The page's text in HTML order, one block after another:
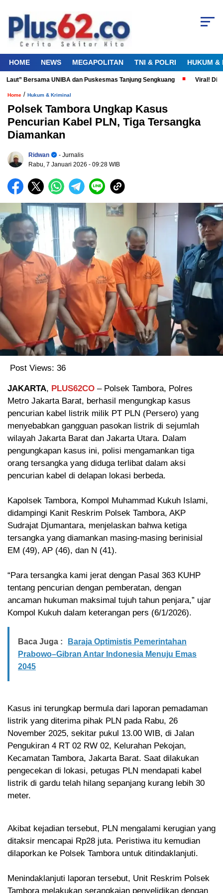
HOME NEWS MEGAPOLITAN TNI & POLRI HUKUM &
Bersama UNIBA dan Puskesmas Tanjung Sengkuang Viral! Diduga
Home / Hukum & Kriminal
Polsek Tambora Ungkap Kasus
Pencurian Kabel PLN, Tiga Tersangka
Diamankan
Ridwan
- Jurnalis
Rabu, 7 Januari 2026 - 09:28 WIB
Post Views: 36
JAKARTA, PLUS62CO – Polsek Tambora, Polres
Metro Jakarta Barat, berhasil mengungkap kasus
pencurian kabel listrik milik PT PLN (Persero) yang
menyebabkan gangguan pasokan listrik di sejumlah
wilayah Jakarta Barat dan Jakarta Utara. Dalam
pengungkapan kasus ini, polisi mengamankan tiga
orang tersangka yang diduga terlibat dalam aksi
pencurian kabel di delapan lokasi berbeda.
Kapolsek Tambora, Kompol Muhammad Kukuh Islami,
didampingi Kanit Reskrim Polsek Tambora, AKP
Sudrajat Djumantara, menjelaskan bahwa ketiga
tersangka yang diamankan masing-masing berinisial
EM (49), AP (46), dan N (41).
“Para tersangka kami jerat dengan Pasal 363 KUHP
tentang pencurian dengan pemberatan, dengan
ancaman hukuman maksimal tujuh tahun penjara,” ujar
Kompol Kukuh dalam keterangan pers (6/1/2026).
Baca Juga :
Baraja Optimistis Pemerintahan
Prabowo–Gibran Antar Indonesia Menuju Emas
2045
Kasus ini terungkap bermula dari laporan pemadaman
listrik yang diterima pihak PLN pada Rabu, 26
November 2025, sekitar pukul 13.00 WIB, di Jalan
Pengukiran 4 RT 02 RW 02, Kelurahan Pekojan,
Kecamatan Tambora, Jakarta Barat. Saat dilakukan
pengecekan di lokasi, petugas PLN mendapati kabel
listrik di gardu telah hilang sepanjang kurang lebih 30
meter.
Akibat kejadian tersebut, PLN mengalami kerugian yang
ditaksir mencapai Rp28 juta. Peristiwa itu kemudian
dilaporkan ke Polsek Tambora untuk ditindaklanjuti.
Menindaklanjuti laporan tersebut, Unit Reskrim Polsek
Tambora melakukan serangkaian penyelidikan dengan